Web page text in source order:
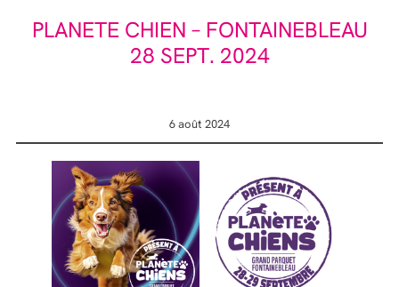
PLANETE CHIEN – FONTAINEBLEAU
28 SEPT. 2024
6 août 2024